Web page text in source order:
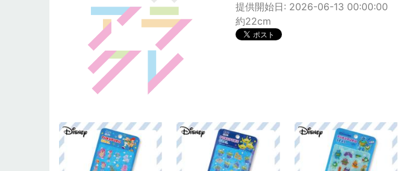
提供開始日: 2026-06-13 00:00:00
約22cm